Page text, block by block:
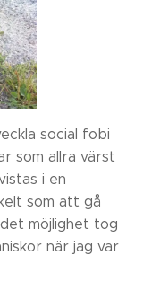
social fobi
som allra värst
i en
som att gå
möjlighet tog
när jag var